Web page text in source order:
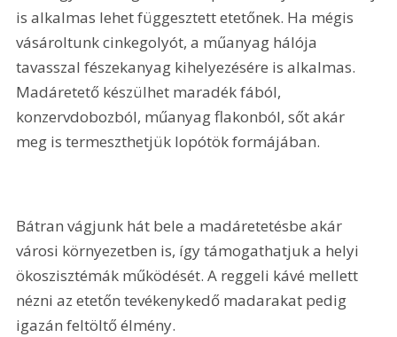
is alkalmas lehet függesztett etetőnek. Ha mégis
vásároltunk cinkegolyót, a műanyag hálója
tavasszal fészekanyag kihelyezésére is alkalmas.
Madáretető készülhet maradék fából,
konzervdobozból, műanyag flakonból, sőt akár
meg is termeszthetjük lopótök formájában.
Bátran vágjunk hát bele a madáretetésbe akár
városi környezetben is, így támogathatjuk a helyi
ökoszisztémák működését. A reggeli kávé mellett
nézni az etetőn tevékenykedő madarakat pedig
igazán feltöltő élmény.